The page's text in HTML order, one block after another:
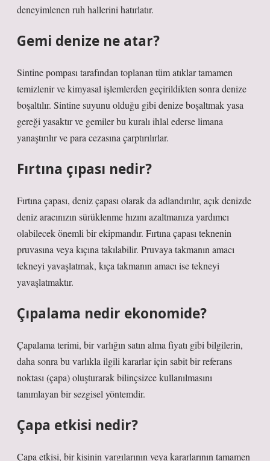
deneyimlenen ruh hallerini hatırlatır.
Gemi denize ne atar?
Sintine pompası tarafından toplanan tüm atıklar tamamen
temizlenir ve kimyasal işlemlerden geçirildikten sonra denize
boşaltılır. Sintine suyunu olduğu gibi denize boşaltmak yasa
gereği yasaktır ve gemiler bu kuralı ihlal ederse limana
yanaştırılır ve para cezasına çarptırılırlar.
Fırtına çıpası nedir?
Fırtına çapası, deniz çapası olarak da adlandırılır, açık denizde
deniz aracınızın sürüklenme hızını azaltmanıza yardımcı
olabilecek önemli bir ekipmandır. Fırtına çapası teknenin
pruvasına veya kıçına takılabilir. Pruvaya takmanın amacı
tekneyi yavaşlatmak, kıça takmanın amacı ise tekneyi
yavaşlatmaktır.
Çıpalama nedir ekonomide?
Çapalama terimi, bir varlığın satın alma fiyatı gibi bilgilerin,
daha sonra bu varlıkla ilgili kararlar için sabit bir referans
noktası (çapa) oluşturarak bilinçsizce kullanılmasını
tanımlayan bir sezgisel yöntemdir.
Çapa etkisi nedir?
Çapa etkisi, bir kişinin yargılarının veya kararlarının tamamen